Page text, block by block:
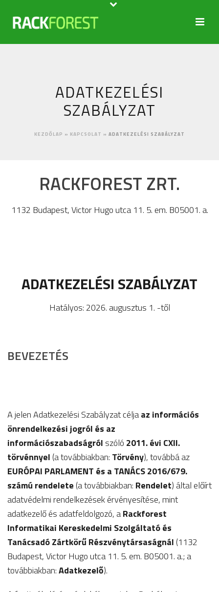
ADATKEZELÉSI
SZABÁLYZAT
KEZDŐLAP » KAPCSOLAT » ADATKEZELÉSI SZABÁLYZAT
RACKFOREST ZRT.
1132 Budapest, Victor Hugo utca 11. 5. em. B05001. a.
ADATKEZELÉSI SZABÁLYZAT
Hatályos: 2026. augusztus 1. -től
BEVEZETÉS
A jelen Adatkezelési Szabályzat céljaaz információs
önrendelkezési jogról és az
információszabadságról szóló 2011. évi CXII.
törvénnyel(a továbbiakban: Törvény), továbbá az
EURÓPAI PARLAMENT és a TANÁCS 2016/679.
számú rendelete(a továbbiakban: Rendelet) által előírt
adatvédelmi rendelkezések érvényesítése, mint
adatkezelő és adatfeldolgozó, aRackforest
Informatikai Kereskedelmi Szolgáltató és
Tanácsadó Zártkörű Részvénytársaságnál(1132
Budapest, Victor Hugo utca 11. 5. em. B05001. a.; a
továbbiakban:Adatkezelő).